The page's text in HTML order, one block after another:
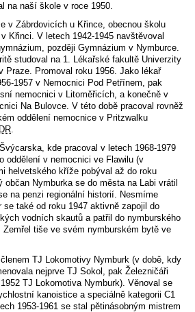
na naší škole v roce 1950.
v Zábrdovicích u Křince, obecnou školu
Křinci. V letech 1942-1945 navštěvoval
později Gymnázium v Nymburce.
studoval na 1. Lékařské fakultě Univerzity
Praze. Promoval roku 1956. Jako lékař
1957 v Nemocnici Pod Petřínem, pak
nemocnici v Litoměřicích, a konečně v
Na Bulovce. V této době pracoval rovněž
oddělení nemocnice v Pritzwalku
.
kde pracoval v letech 1968-1979
oddělení v nemocnici ve Flawilu (v
helvetského kříže pobýval až do roku
občan Nymburka se do města na Labi vrátil
na penzi regionální historií. Nesmíme
se také od roku 1947 aktivně zapojil do
vodních skautů a patřil do nymburského
Zemřel tiše ve svém nymburském bytě ve
TJ Lokomotivy Nymburk (v době, kdy
nejprve TJ Sokol, pak Železničáři
TJ Lokomotiva Nymburk). Věnoval se
kanoistice a speciálně kategorii C1
1953-1961 se stal pětinásobným mistrem